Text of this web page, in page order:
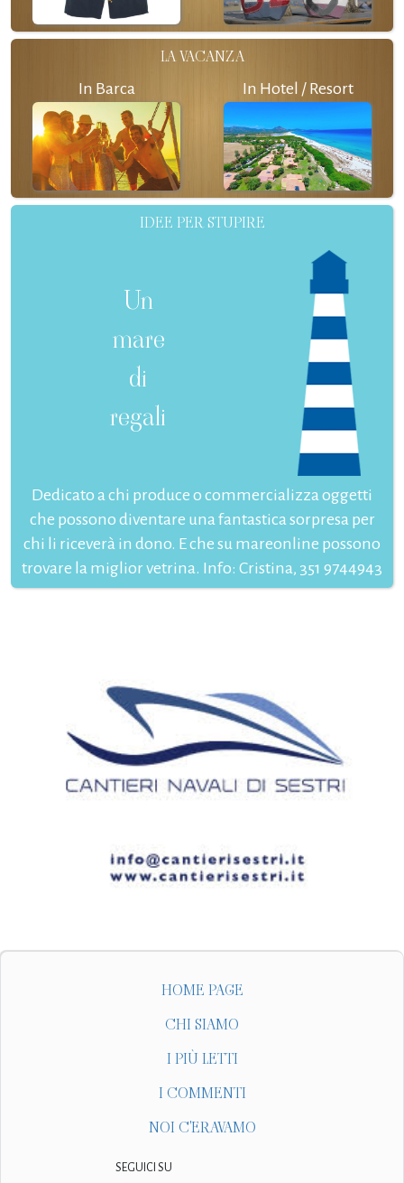
LA VACANZA
In Barca In Hotel / Resort
IDEE PER STUPIRE
Un
mare
di
regali
Dedicato a chi produce o commercializza oggetti
che possono diventare una fantastica sorpresa per
chi li riceverà in dono. E che su mareonline possono
trovare la miglior vetrina. Info: Cristina, 351 9744943
HOME PAGE
CHI SIAMO
I PIÙ LETTI
I COMMENTI
NOI C'ERAVAMO
SEGUICI SU